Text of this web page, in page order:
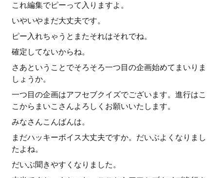
これ編集でピーって入りますよ。
いやいやまだ大丈夫です。
ピー入れちゃうとまたそれはそれでね。
確定してないからね。
さあということでそろそろ一つ目の企画始めてまいりま
しょうか。
一つ目の企画はアフセブクイズでございます。進行はこ
こからまいこさんよろしくお願いいたします。
みなさんこんばんは。
まだハッキーボイス大丈夫ですか。だいぶよくなりまし
たよね。
だいぶ聞きやすくなりました。